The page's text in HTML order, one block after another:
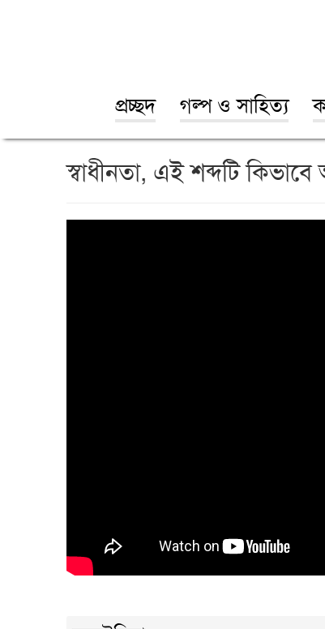
প্রচ্ছদ গল্প ও সাহিত্য
স্বাধীনতা, এই শব্দটি